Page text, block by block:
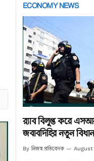
ECONOMY NEWS
র‌্যাব বিলুপ্ত করে
জবাবদিহির নতুন বিধান
By নিজস্ব প্রতিবেদক